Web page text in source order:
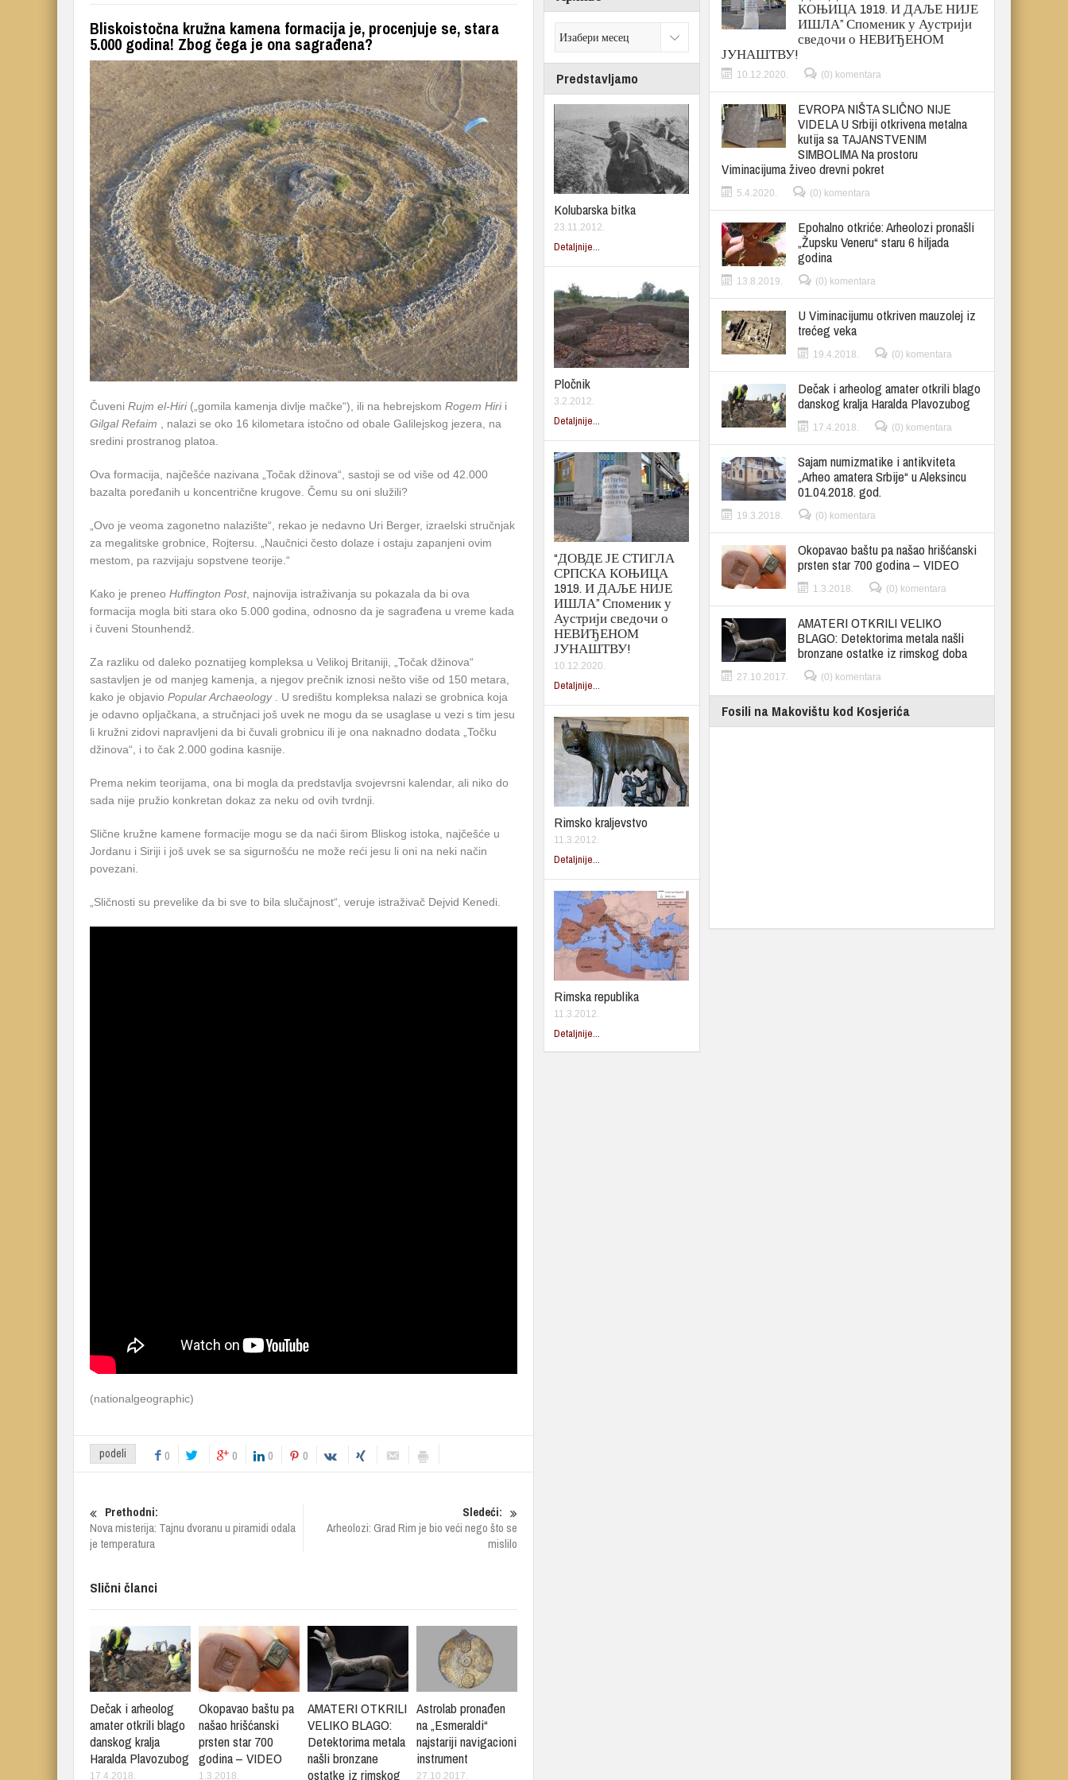
Bliskoistočna kružna kamena formacija je, procenjuje se, stara
5.000 godina! Zbog čega je ona sagrađena?
Čuveni Rujm el-Hiri („gomila kamenja divlje mačke“), ili na hebrejskom Rogem Hiri i
Gilgal Refaim
, nalazi se oko 16 kilometara istočno od obale Galilejskog jezera, na
sredini prostranog platoa.
Ova formacija, najčešće nazivana „Točak džinova“, sastoji se od više od 42.000
bazalta poređanih u koncentrične krugove. Čemu su oni služili?
„Ovo je veoma zagonetno nalazište“, rekao je nedavno Uri Berger, izraelski stručnjak
za megalitske grobnice, Rojtersu. „Naučnici često dolaze i ostaju zapanjeni ovim
mestom, pa razvijaju sopstvene teorije.“
Kako je preneo Huffington Post, najnovija istraživanja su pokazala da bi ova
formacija mogla biti stara oko 5.000 godina, odnosno da je sagrađena u vreme kada
i čuveni Stounhendž.
Za razliku od daleko poznatijeg kompleksa u Velikoj Britaniji, „Točak džinova“
sastavljen je od manjeg kamenja, a njegov prečnik iznosi nešto više od 150 metara,
kako je objavio Popular Archaeology
. U središtu kompleksa nalazi se grobnica koja
je odavno opljačkana, a stručnjaci još uvek ne mogu da se usaglase u vezi s tim jesu
li kružni zidovi napravljeni da bi čuvali grobnicu ili je ona naknadno dodata „Točku
džinova“, i to čak 2.000 godina kasnije.
Prema nekim teorijama, ona bi mogla da predstavlja svojevrsni kalendar, ali niko do
sada nije pružio konkretan dokaz za neku od ovih tvrdnji.
Slične kružne kamene formacije mogu se da naći širom Bliskog istoka, najčešće u
Jordanu i Siriji i još uvek se sa sigurnošću ne može reći jesu li oni na neki način
povezani.
„Sličnosti su prevelike da bi sve to bila slučajnost“, veruje istraživač Dejvid Kenedi.
(nationalgeographic)
podeli 0 0 0 0
Prethodni:
Nova misterija: Tajnu dvoranu u piramidi odala
je temperatura
Sledeći:
Arheolozi: Grad Rim je bio veći nego što se
mislilo
Slični članci
Dečak i arheolog
amater otkrili blago
danskog kralja
Haralda Plavozubog
17.4.2018.
Okopavao baštu pa
našao hrišćanski
prsten star 700
godina – VIDEO
1.3.2018.
AMATERI OTKRILI
VELIKO BLAGO:
Detektorima metala
našli bronzane
ostatke iz rimskog
Astrolab pronađen
na „Esmeraldi“
najstariji navigacioni
instrument
27.10.2017.
Predstavljamo
Kolubarska bitka
23.11.2012.
Detaljnije...
Pločnik
3.2.2012.
Detaljnije...
“ДОВДЕ ЈЕ СТИГЛА
СРПСКА КОЊИЦА
1919. И ДАЉЕ НИЈЕ
ИШЛА” Споменик у
Аустрији сведочи о
НЕВИЂЕНОМ
ЈУНАШТВУ!
10.12.2020.
Detaljnije...
Rimsko kraljevstvo
11.3.2012.
Detaljnije...
Rimska republika
11.3.2012.
Detaljnije...
КОЊИЦА 1919. И ДАЉЕ НИЈЕ
ИШЛА” Споменик у Аустрији
сведочи о НЕВИЂЕНОМ
ЈУНАШТВУ!
10.12.2020. (0) komentara
EVROPA NIŠTA SLIČNO NIJE
VIDELA U Srbiji otkrivena metalna
kutija sa TAJANSTVENIM
SIMBOLIMA Na prostoru
Viminacijuma živeo drevni pokret
5.4.2020. (0) komentara
Epohalno otkriće: Arheolozi pronašli
„Župsku Veneru“ staru 6 hiljada
godina
13.8.2019. (0) komentara
U Viminacijumu otkriven mauzolej iz
trećeg veka
19.4.2018. (0) komentara
Dečak i arheolog amater otkrili blago
danskog kralja Haralda Plavozubog
17.4.2018. (0) komentara
Sajam numizmatike i antikviteta
„Arheo amatera Srbije“ u Aleksincu
01.04.2018. god.
19.3.2018. (0) komentara
Okopavao baštu pa našao hrišćanski
prsten star 700 godina – VIDEO
1.3.2018. (0) komentara
AMATERI OTKRILI VELIKO
BLAGO: Detektorima metala našli
bronzane ostatke iz rimskog doba
27.10.2017. (0) komentara
Fosili na Makovištu kod Kosjerića